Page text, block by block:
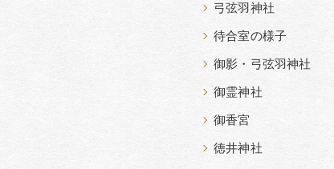
弓弦羽神社
待合室の様子
御影・弓弦羽神社
御霊神社
御香宮
徳井神社